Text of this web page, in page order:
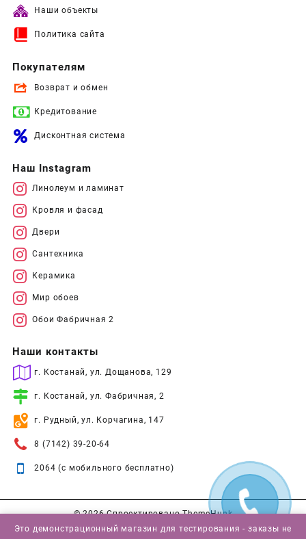
Наши объекты
Политика сайта
Покупателям
Возврат и обмен
Кредитование
Дисконтная система
Наш Instagram
Линолеум и ламинат
Кровля и фасад
Двери
Сантехника
Керамика
Мир обоев
Обои Фабричная 2
Наши контакты
г. Костанай, ул. Дощанова, 129
г. Костанай, ул. Фабричная, 2
г. Рудный, ул. Корчагина, 147
8 (7142) 39-20-64
2064 (с мобильного бесплатно)
© 2026Спроектировано ThemeHunk
Это демонстрационный магазин для тестирования - заказы не